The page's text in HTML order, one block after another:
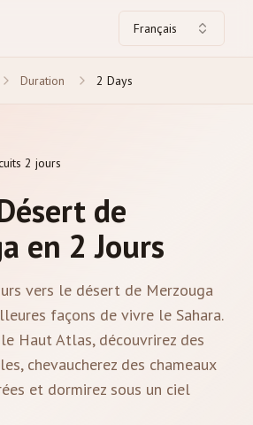
Français
Duration 2 Days
2 jours
de
en 2 Jours
vers le désert de Merzouga
façons de vivre le Sahara.
Haut Atlas, découvrirez des
chevaucherez des chameaux
et dormirez sous un ciel